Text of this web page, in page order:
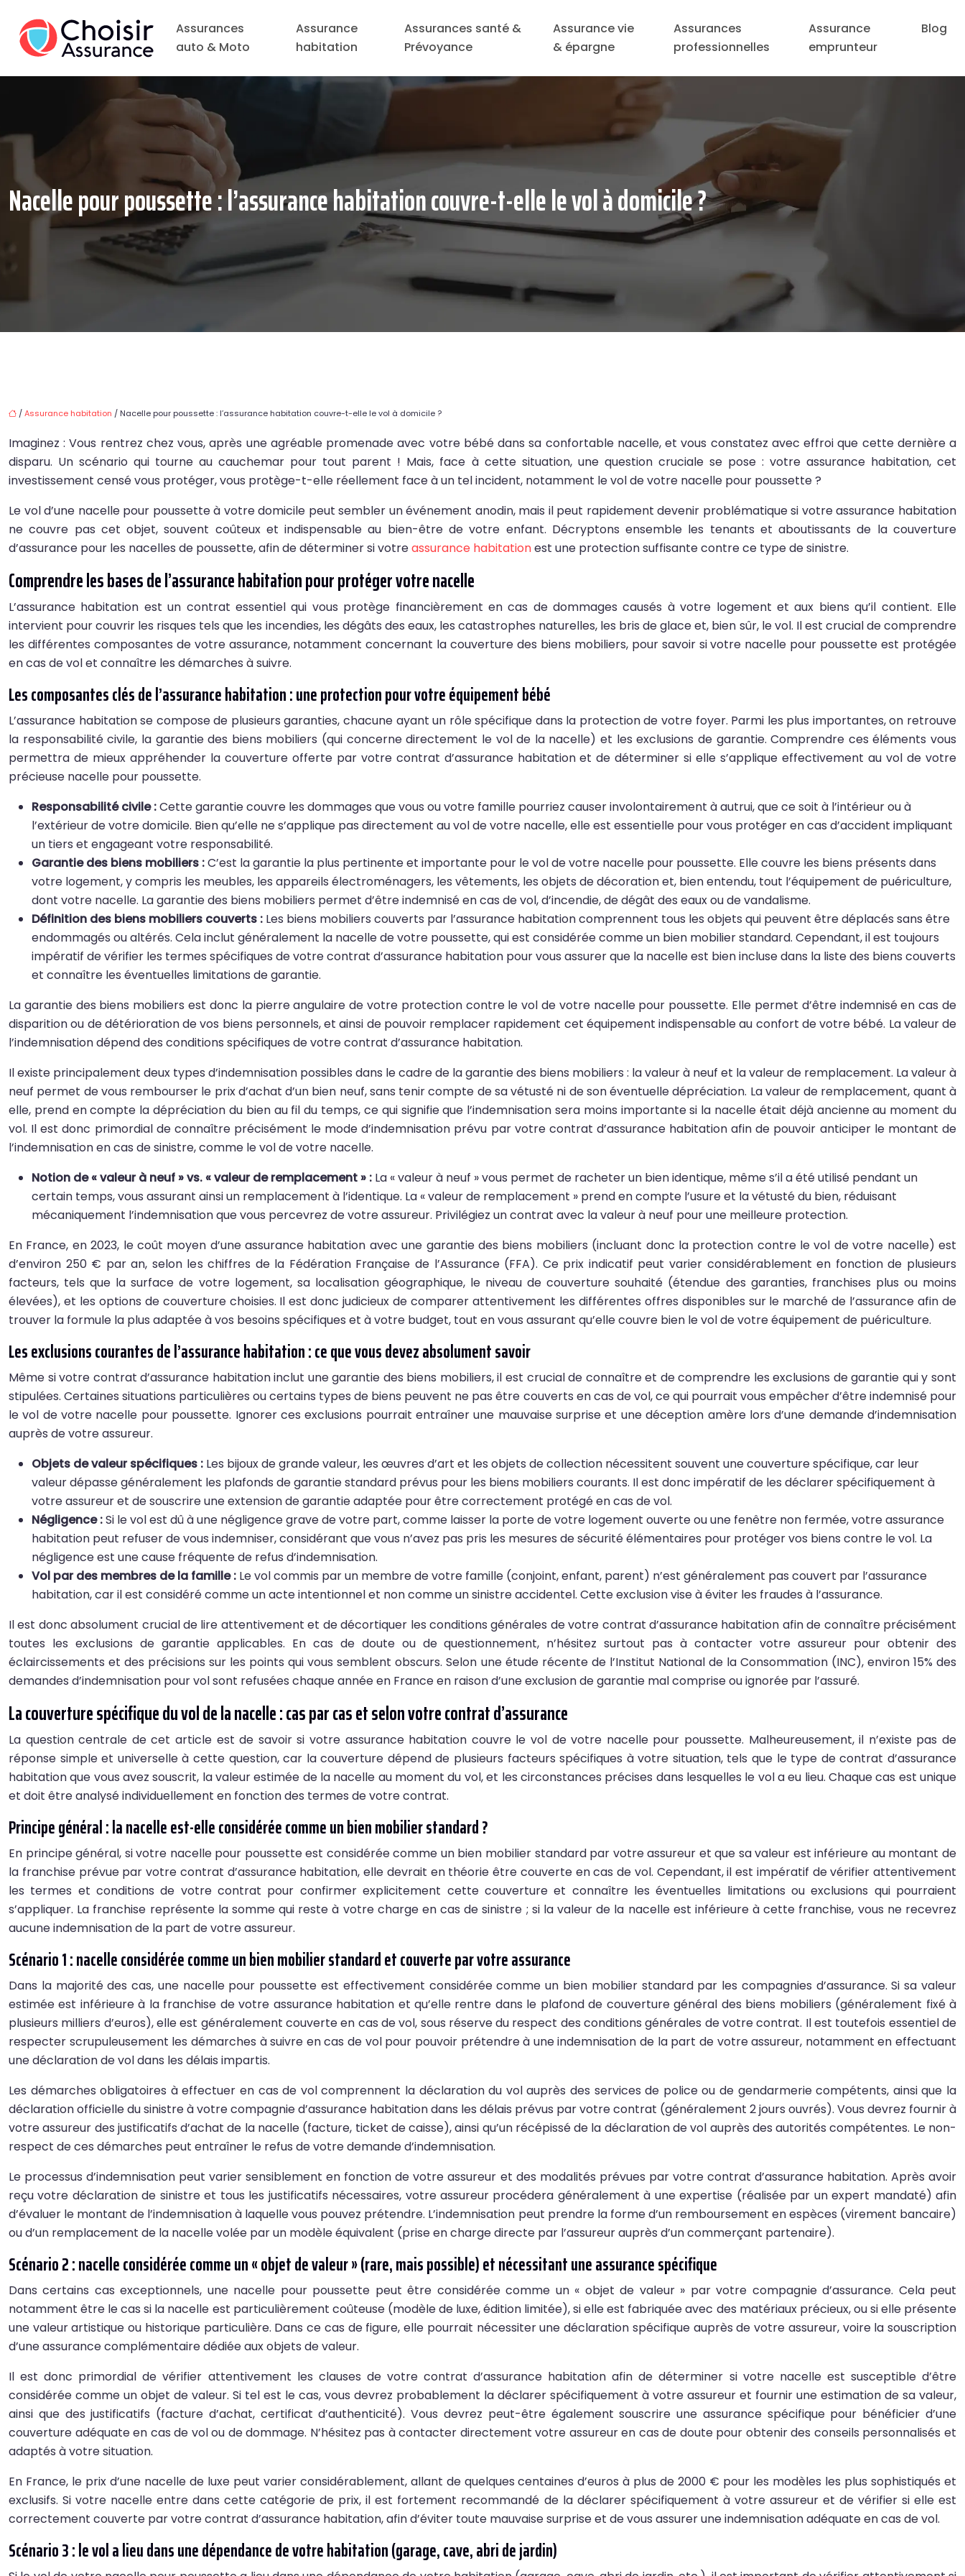
Assurances
auto & Moto
Assurance
habitation
Assurances santé &
Prévoyance
Assurance vie
& épargne
Assurances
professionnelles
Assurance
emprunteur
Blog
Nacelle pour poussette : l’assurance habitation couvre-t-elle le vol à domicile ?
/Assurance habitation / Nacelle pour poussette : l’assurance habitation couvre-t-elle le vol à domicile ?
Imaginez : Vous rentrez chez vous, après une agréable promenade avec votre bébé dans sa confortable nacelle, et vous constatez avec effroi que cette dernière a
disparu. Un scénario qui tourne au cauchemar pour tout parent ! Mais, face à cette situation, une question cruciale se pose : votre assurance habitation, cet
investissement censé vous protéger, vous protège-t-elle réellement face à un tel incident, notamment le vol de votre nacelle pour poussette ?
Le vol d’une nacelle pour poussette à votre domicile peut sembler un événement anodin, mais il peut rapidement devenir problématique si votre assurance habitation
ne couvre pas cet objet, souvent coûteux et indispensable au bien-être de votre enfant. Décryptons ensemble les tenants et aboutissants de la couverture
d’assurance pour les nacelles de poussette, afin de déterminer si votreassurance habitationest une protection suffisante contre ce type de sinistre.
Comprendre les bases de l’assurance habitation pour protéger votre nacelle
L’assurance habitation est un contrat essentiel qui vous protège financièrement en cas de dommages causés à votre logement et aux biens qu’il contient. Elle
intervient pour couvrir les risques tels que les incendies, les dégâts des eaux, les catastrophes naturelles, les bris de glace et, bien sûr, le vol. Il est crucial de comprendre
les différentes composantes de votre assurance, notamment concernant la couverture des biens mobiliers, pour savoir si votre nacelle pour poussette est protégée
en cas de vol et connaître les démarches à suivre.
Les composantes clés de l’assurance habitation : une protection pour votre équipement bébé
L’assurance habitation se compose de plusieurs garanties, chacune ayant un rôle spécifique dans la protection de votre foyer. Parmi les plus importantes, on retrouve
la responsabilité civile, la garantie des biens mobiliers (qui concerne directement le vol de la nacelle) et les exclusions de garantie. Comprendre ces éléments vous
permettra de mieux appréhender la couverture offerte par votre contrat d’assurance habitation et de déterminer si elle s’applique effectivement au vol de votre
précieuse nacelle pour poussette.
Responsabilité civile :Cette garantie couvre les dommages que vous ou votre famille pourriez causer involontairement à autrui, que ce soit à l’intérieur ou à
l’extérieur de votre domicile. Bien qu’elle ne s’applique pas directement au vol de votre nacelle, elle est essentielle pour vous protéger en cas d’accident impliquant
un tiers et engageant votre responsabilité.
Garantie des biens mobiliers :C’est la garantie la plus pertinente et importante pour le vol de votre nacelle pour poussette. Elle couvre les biens présents dans
votre logement, y compris les meubles, les appareils électroménagers, les vêtements, les objets de décoration et, bien entendu, tout l’équipement de puériculture,
dont votre nacelle. La garantie des biens mobiliers permet d’être indemnisé en cas de vol, d’incendie, de dégât des eaux ou de vandalisme.
Définition des biens mobiliers couverts : Les biens mobiliers couverts par l’assurance habitation comprennent tous les objets qui peuvent être déplacés sans être
endommagés ou altérés. Cela inclut généralement la nacelle de votre poussette, qui est considérée comme un bien mobilier standard. Cependant, il est toujours
impératif de vérifier les termes spécifiques de votre contrat d’assurance habitation pour vous assurer que la nacelle est bien incluse dans la liste des biens couverts
et connaître les éventuelles limitations de garantie.
La garantie des biens mobiliers est donc la pierre angulaire de votre protection contre le vol de votre nacelle pour poussette. Elle permet d’être indemnisé en cas de
disparition ou de détérioration de vos biens personnels, et ainsi de pouvoir remplacer rapidement cet équipement indispensable au confort de votre bébé. La valeur de
l’indemnisation dépend des conditions spécifiques de votre contrat d’assurance habitation.
Il existe principalement deux types d’indemnisation possibles dans le cadre de la garantie des biens mobiliers : la valeur à neuf et la valeur de remplacement. La valeur à
neuf permet de vous rembourser le prix d’achat d’un bien neuf, sans tenir compte de sa vétusté ni de son éventuelle dépréciation. La valeur de remplacement, quant à
elle, prend en compte la dépréciation du bien au fil du temps, ce qui signifie que l’indemnisation sera moins importante si la nacelle était déjà ancienne au moment du
vol. Il est donc primordial de connaître précisément le mode d’indemnisation prévu par votre contrat d’assurance habitation afin de pouvoir anticiper le montant de
l’indemnisation en cas de sinistre, comme le vol de votre nacelle.
Notion de « valeur à neuf » vs. « valeur de remplacement » : La « valeur à neuf » vous permet de racheter un bien identique, même s’il a été utilisé pendant un
certain temps, vous assurant ainsi un remplacement à l’identique. La « valeur de remplacement » prend en compte l’usure et la vétusté du bien, réduisant
mécaniquement l’indemnisation que vous percevrez de votre assureur. Privilégiez un contrat avec la valeur à neuf pour une meilleure protection.
En France, en 2023, le coût moyen d’une assurance habitation avec une garantie des biens mobiliers (incluant donc la protection contre le vol de votre nacelle) est
d’environ 250 € par an, selon les chiffres de la Fédération Française de l’Assurance (FFA). Ce prix indicatif peut varier considérablement en fonction de plusieurs
facteurs, tels que la surface de votre logement, sa localisation géographique, le niveau de couverture souhaité (étendue des garanties, franchises plus ou moins
élevées), et les options de couverture choisies. Il est donc judicieux de comparer attentivement les différentes offres disponibles sur le marché de l’assurance afin de
trouver la formule la plus adaptée à vos besoins spécifiques et à votre budget, tout en vous assurant qu’elle couvre bien le vol de votre équipement de puériculture.
Les exclusions courantes de l’assurance habitation : ce que vous devez absolument savoir
Même si votre contrat d’assurance habitation inclut une garantie des biens mobiliers, il est crucial de connaître et de comprendre les exclusions de garantie qui y sont
stipulées. Certaines situations particulières ou certains types de biens peuvent ne pas être couverts en cas de vol, ce qui pourrait vous empêcher d’être indemnisé pour
le vol de votre nacelle pour poussette. Ignorer ces exclusions pourrait entraîner une mauvaise surprise et une déception amère lors d’une demande d’indemnisation
auprès de votre assureur.
Objets de valeur spécifiques : Les bijoux de grande valeur, les œuvres d’art et les objets de collection nécessitent souvent une couverture spécifique, car leur
valeur dépasse généralement les plafonds de garantie standard prévus pour les biens mobiliers courants. Il est donc impératif de les déclarer spécifiquement à
votre assureur et de souscrire une extension de garantie adaptée pour être correctement protégé en cas de vol.
Négligence :Si le vol est dû à une négligence grave de votre part, comme laisser la porte de votre logement ouverte ou une fenêtre non fermée, votre assurance
habitation peut refuser de vous indemniser, considérant que vous n’avez pas pris les mesures de sécurité élémentaires pour protéger vos biens contre le vol. La
négligence est une cause fréquente de refus d’indemnisation.
Vol par des membres de la famille : Le vol commis par un membre de votre famille (conjoint, enfant, parent) n’est généralement pas couvert par l’assurance
habitation, car il est considéré comme un acte intentionnel et non comme un sinistre accidentel. Cette exclusion vise à éviter les fraudes à l’assurance.
Il est donc absolument crucial de lire attentivement et de décortiquer les conditions générales de votre contrat d’assurance habitation afin de connaître précisément
toutes les exclusions de garantie applicables. En cas de doute ou de questionnement, n’hésitez surtout pas à contacter votre assureur pour obtenir des
éclaircissements et des précisions sur les points qui vous semblent obscurs. Selon une étude récente de l’Institut National de la Consommation (INC), environ 15% des
demandes d’indemnisation pour vol sont refusées chaque année en France en raison d’une exclusion de garantie mal comprise ou ignorée par l’assuré.
La couverture spécifique du vol de la nacelle : cas par cas et selon votre contrat d’assurance
La question centrale de cet article est de savoir si votre assurance habitation couvre le vol de votre nacelle pour poussette. Malheureusement, il n’existe pas de
réponse simple et universelle à cette question, car la couverture dépend de plusieurs facteurs spécifiques à votre situation, tels que le type de contrat d’assurance
habitation que vous avez souscrit, la valeur estimée de la nacelle au moment du vol, et les circonstances précises dans lesquelles le vol a eu lieu. Chaque cas est unique
et doit être analysé individuellement en fonction des termes de votre contrat.
Principe général : la nacelle est-elle considérée comme un bien mobilier standard ?
En principe général, si votre nacelle pour poussette est considérée comme un bien mobilier standard par votre assureur et que sa valeur est inférieure au montant de
la franchise prévue par votre contrat d’assurance habitation, elle devrait en théorie être couverte en cas de vol. Cependant, il est impératif de vérifier attentivement
les termes et conditions de votre contrat pour confirmer explicitement cette couverture et connaître les éventuelles limitations ou exclusions qui pourraient
s’appliquer. La franchise représente la somme qui reste à votre charge en cas de sinistre ; si la valeur de la nacelle est inférieure à cette franchise, vous ne recevrez
aucune indemnisation de la part de votre assureur.
Scénario 1 : nacelle considérée comme un bien mobilier standard et couverte par votre assurance
Dans la majorité des cas, une nacelle pour poussette est effectivement considérée comme un bien mobilier standard par les compagnies d’assurance. Si sa valeur
estimée est inférieure à la franchise de votre assurance habitation et qu’elle rentre dans le plafond de couverture général des biens mobiliers (généralement fixé à
plusieurs milliers d’euros), elle est généralement couverte en cas de vol, sous réserve du respect des conditions générales de votre contrat. Il est toutefois essentiel de
respecter scrupuleusement les démarches à suivre en cas de vol pour pouvoir prétendre à une indemnisation de la part de votre assureur, notamment en effectuant
une déclaration de vol dans les délais impartis.
Les démarches obligatoires à effectuer en cas de vol comprennent la déclaration du vol auprès des services de police ou de gendarmerie compétents, ainsi que la
déclaration officielle du sinistre à votre compagnie d’assurance habitation dans les délais prévus par votre contrat (généralement 2 jours ouvrés). Vous devrez fournir à
votre assureur des justificatifs d’achat de la nacelle (facture, ticket de caisse), ainsi qu’un récépissé de la déclaration de vol auprès des autorités compétentes. Le non-
respect de ces démarches peut entraîner le refus de votre demande d’indemnisation.
Le processus d’indemnisation peut varier sensiblement en fonction de votre assureur et des modalités prévues par votre contrat d’assurance habitation. Après avoir
reçu votre déclaration de sinistre et tous les justificatifs nécessaires, votre assureur procédera généralement à une expertise (réalisée par un expert mandaté) afin
d’évaluer le montant de l’indemnisation à laquelle vous pouvez prétendre. L’indemnisation peut prendre la forme d’un remboursement en espèces (virement bancaire)
ou d’un remplacement de la nacelle volée par un modèle équivalent (prise en charge directe par l’assureur auprès d’un commerçant partenaire).
Scénario 2 : nacelle considérée comme un « objet de valeur » (rare, mais possible) et nécessitant une assurance spécifique
Dans certains cas exceptionnels, une nacelle pour poussette peut être considérée comme un « objet de valeur » par votre compagnie d’assurance. Cela peut
notamment être le cas si la nacelle est particulièrement coûteuse (modèle de luxe, édition limitée), si elle est fabriquée avec des matériaux précieux, ou si elle présente
une valeur artistique ou historique particulière. Dans ce cas de figure, elle pourrait nécessiter une déclaration spécifique auprès de votre assureur, voire la souscription
d’une assurance complémentaire dédiée aux objets de valeur.
Il est donc primordial de vérifier attentivement les clauses de votre contrat d’assurance habitation afin de déterminer si votre nacelle est susceptible d’être
considérée comme un objet de valeur. Si tel est le cas, vous devrez probablement la déclarer spécifiquement à votre assureur et fournir une estimation de sa valeur,
ainsi que des justificatifs (facture d’achat, certificat d’authenticité). Vous devrez peut-être également souscrire une assurance spécifique pour bénéficier d’une
couverture adéquate en cas de vol ou de dommage. N’hésitez pas à contacter directement votre assureur en cas de doute pour obtenir des conseils personnalisés et
adaptés à votre situation.
En France, le prix d’une nacelle de luxe peut varier considérablement, allant de quelques centaines d’euros à plus de 2000 € pour les modèles les plus sophistiqués et
exclusifs. Si votre nacelle entre dans cette catégorie de prix, il est fortement recommandé de la déclarer spécifiquement à votre assureur et de vérifier si elle est
correctement couverte par votre contrat d’assurance habitation, afin d’éviter toute mauvaise surprise et de vous assurer une indemnisation adéquate en cas de vol.
Scénario 3 : le vol a lieu dans une dépendance de votre habitation (garage, cave, abri de jardin)